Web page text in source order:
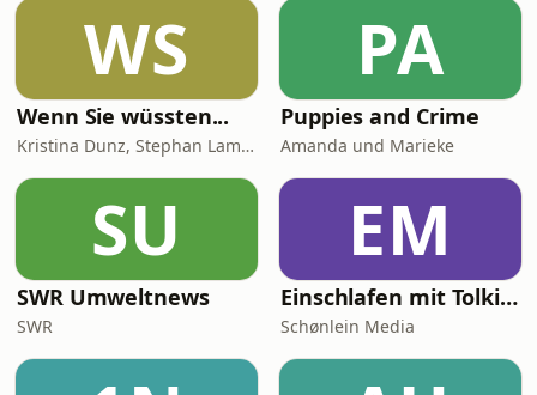
WS
Wenn Sie wüssten...
Kristina Dunz, Stephan Lamby und Eva Quadbeck
PA
Puppies and Crime
Amanda und Marieke
SU
SWR Umweltnews
SWR
EM
Einschlafen mit Tolkien
Schønlein Media